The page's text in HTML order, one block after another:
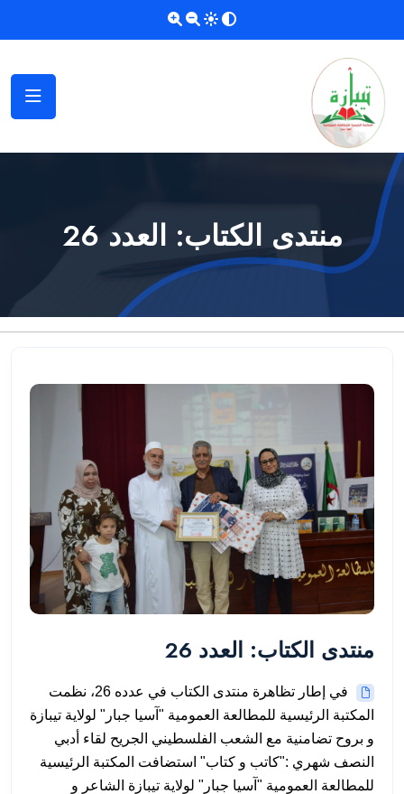
منتدى الكتاب: العدد 26
منتدى الكتاب: العدد 26
في إطار تظاهرة منتدى الكتاب في عدده 26، نظمت
المكتبة الرئيسية للمطالعة العمومية "آسيا جبار" لولاية تيبازة
و بروح تضامنية مع الشعب الفلسطيني الجريح لقاء أدبي
النصف شهري :"كاتب و كتاب" استضافت المكتبة الرئيسية
للمطالعة العمومية "آسيا جبار" لولاية تيبازة الشاعر و